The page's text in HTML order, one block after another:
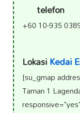
telefon
+60 10-935
LokasiKedai
[su_gmap
Taman 1